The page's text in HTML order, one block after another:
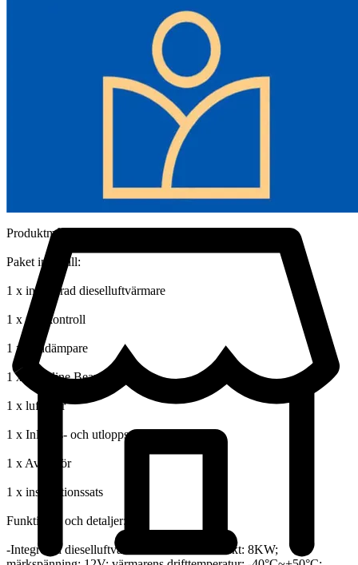
Bränsletankens kapacitet: 5L/1,3 gal
Bil luftkonditioneringstyp: Uppvärmning
Bränsleförbrukning (liter/timme): 0,18 - 0,48
Värmarens drifttemperatur: -40°C~+50°C
Oljepumpens drifttemperatur: -40°C~+40°C
Produktmått (längd*bredd*höjd): 39 x 15,3 x 41,5 cm
Paket innehåll:
1 x integrerad dieselluftvärmare
1 x fjärrkontroll
1 x ljuddämpare
1 x Mainline Beam
1 x luftfilter
1 x Inlopps- och utloppsrör
1 x Avgasrör
1 x installationssats
Funktioner och detaljer:
-Integrerad dieselluftvärmare: värmarens effekt: 8KW;